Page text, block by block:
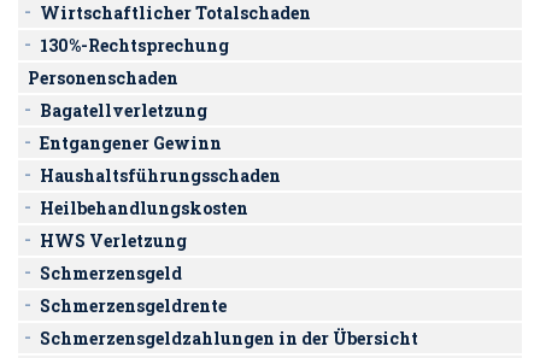
Wirtschaftlicher Totalschaden
130%-Rechtsprechung
Personenschaden
Bagatellverletzung
Entgangener Gewinn
Haushaltsführungsschaden
Heilbehandlungskosten
HWS Verletzung
Schmerzensgeld
Schmerzensgeldrente
Schmerzensgeldzahlungen in der Übersicht